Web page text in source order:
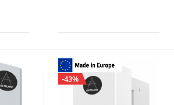
-43%